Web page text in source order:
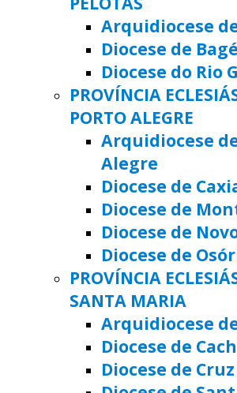
Arquidiocese
Diocese de Bagé
Diocese do Rio
PROVÍNCIA
PORTO ALEGRE
Arquidiocese
Alegre
Diocese de
Diocese de
Diocese de
Diocese de
PROVÍNCIA
SANTA MARIA
Arquidiocese
Diocese de
Diocese de